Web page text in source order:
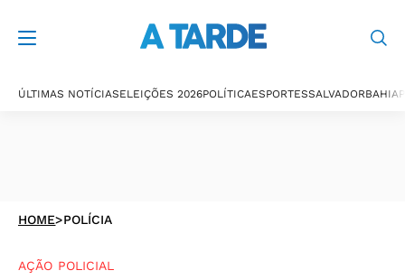
ÚLTIMAS NOTÍCIASELEIÇÕES 2026POLÍTICAESPORTESSALVADORBAHIA
HOME>POLÍCIA
AÇÃO POLICIAL